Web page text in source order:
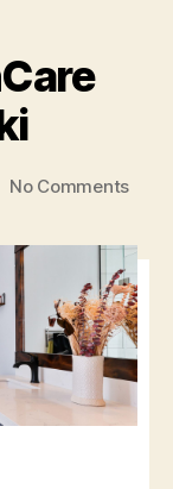
No Comments